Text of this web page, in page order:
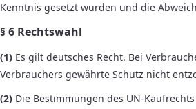
Kenntnis gesetzt wurden und die
§ 6 Rechtswahl
(1) Es gilt deutsches Recht. Bei
Verbrauchers gewährte Schutz nicht
(2) Die Bestimmungen des UN-